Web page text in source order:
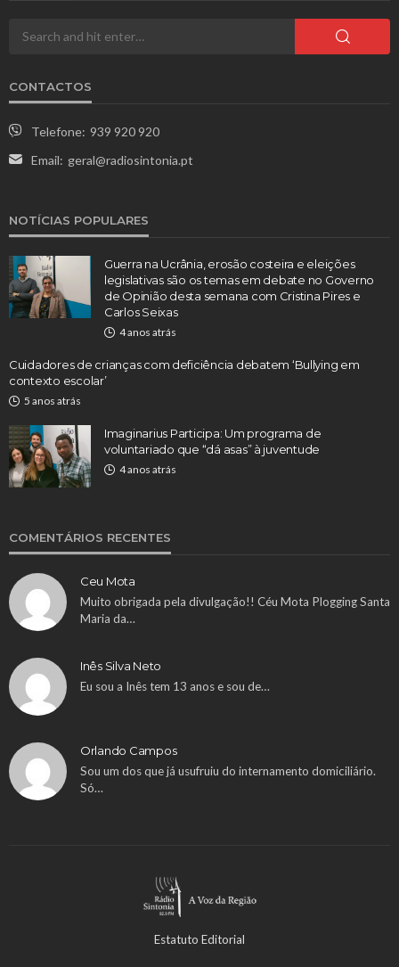
CONTACTOS
Telefone: 939 920 920
Email: geral@radiosintonia.pt
NOTÍCIAS POPULARES
Guerra na Ucrânia, erosão costeira e eleições
legislativas são os temas em debate no Governo
de Opinião desta semana com Cristina Pires e
Carlos Seixas
4 anos atrás
Cuidadores de crianças com deficiência debatem ‘Bullying em
contexto escolar’
5 anos atrás
Imaginarius Participa: Um programa de
voluntariado que “dá asas” à juventude
4 anos atrás
COMENTÁRIOS RECENTES
Ceu Mota
Muito obrigada pela divulgação!! Céu Mota Plogging Santa
Maria da…
Inês Silva Neto
Eu sou a Inês tem 13 anos e sou de…
Orlando Campos
Sou um dos que já usufruiu do internamento domiciliário.
Só…
Estatuto Editorial